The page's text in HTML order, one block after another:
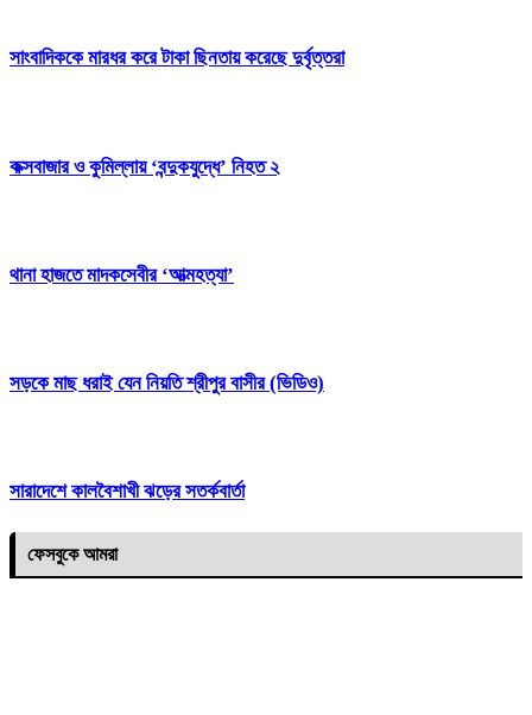
সাংবাদিককে মারধর করে টাকা ছিনতায় করেছে দুর্বৃত্তরা
কক্সবাজার ও কুমিল্লায় ‘বন্দুকযুদ্ধে’ নিহত ২
থানা হাজতে মাদকসেবীর ‘আত্মহত্যা’
সড়কে মাছ ধরাই যেন নিয়তি শ্রীপুর বাসীর (ভিডিও)
সারাদেশে কালবৈশাখী ঝড়ের সতর্কবার্তা
ফেসবুকে আমরা